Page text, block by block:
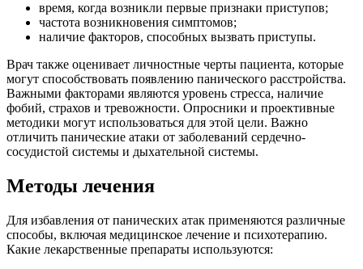
время, когда возникли первые признаки приступов;
частота возникновения симптомов;
наличие факторов, способных вызвать приступы.
Врач также оценивает личностные черты пациента, которые
могут способствовать появлению панического расстройства.
Важными факторами являются уровень стресса, наличие
фобий, страхов и тревожности. Опросники и проективные
методики могут использоваться для этой цели. Важно
отличить панические атаки от заболеваний сердечно-
сосудистой системы и дыхательной системы.
Методы лечения
Для избавления от панических атак применяются различные
способы, включая медицинское лечение и психотерапию.
Какие лекарственные препараты используются: